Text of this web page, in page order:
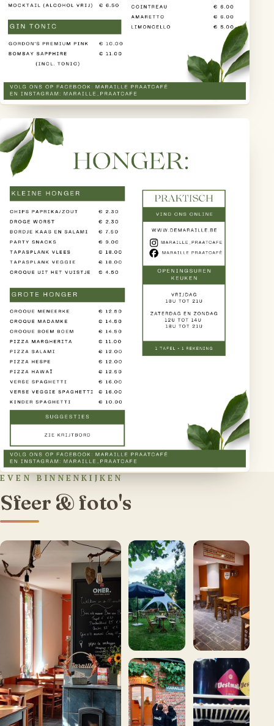
EVEN BINNENKIJKEN
Sfeer & foto's